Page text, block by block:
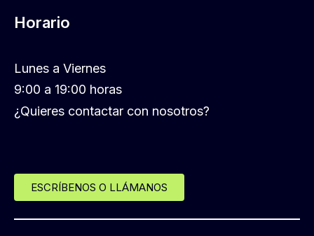
Horario
Lunes a Viernes
9:00 a 19:00 horas
¿Quieres contactar con nosotros?
ESCRÍBENOS O LLÁMANOS